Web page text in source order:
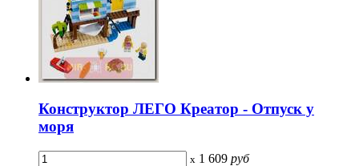
Конструктор ЛЕГО Креатор - Отпуск у
моря
x 1 609 руб